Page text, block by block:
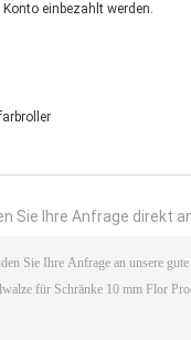
einbezahlt werden.
Sie Ihre Anfrage direkt